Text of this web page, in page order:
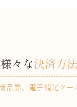
々な決済方法
品券、電子観光ク